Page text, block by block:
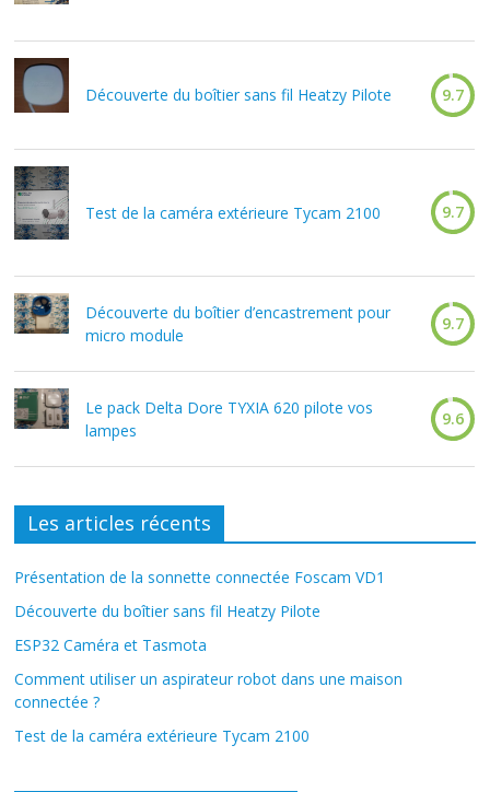
Découverte du boîtier sans fil Heatzy Pilote 9.7
Test de la caméra extérieure Tycam 2100 9.7
Découverte du boîtier d’encastrement pour
micro module
9.7
Le pack Delta Dore TYXIA 620 pilote vos
lampes
9.6
Les articles récents
Présentation de la sonnette connectée Foscam VD1
Découverte du boîtier sans fil Heatzy Pilote
ESP32 Caméra et Tasmota
Comment utiliser un aspirateur robot dans une maison
connectée ?
Test de la caméra extérieure Tycam 2100